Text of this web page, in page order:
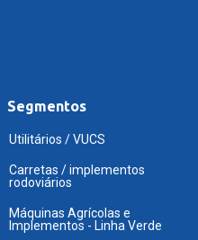
Segmentos
Utilitários / VUCS
Carretas / implementos
rodoviários
Máquinas Agrícolas e
Implementos - Linha Verde